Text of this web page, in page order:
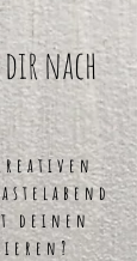
nach
deinen